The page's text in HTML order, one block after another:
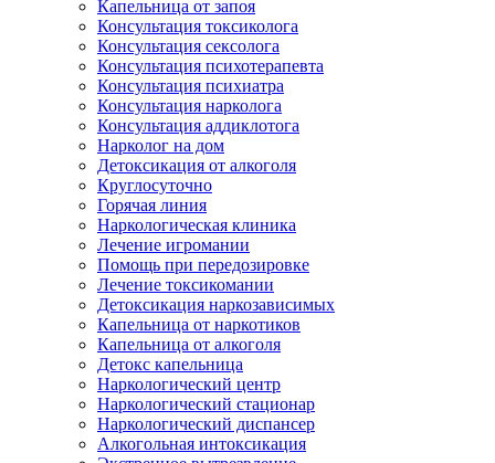
Капельница от запоя
Консультация токсиколога
Консультация сексолога
Консультация психотерапевта
Консультация психиатра
Консультация нарколога
Консультация аддиклотога
Нарколог на дом
Детоксикация от алкоголя
Круглосуточно
Горячая линия
Наркологическая клиника
Лечение игромании
Помощь при передозировке
Лечение токсикомании
Детоксикация наркозависимых
Капельница от наркотиков
Капельница от алкоголя
Детокс капельница
Наркологический центр
Наркологический стационар
Наркологический диспансер
Алкогольная интоксикация